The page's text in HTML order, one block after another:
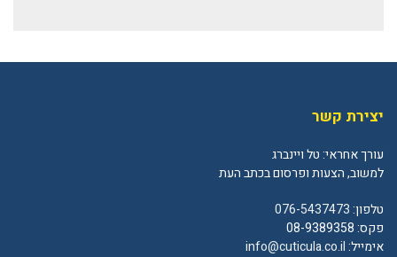
יצירת קשר
עורך אחראי: טל ויינברג
למשוב, הצעות ופרסום בכתב העת
טלפון:076-5437473
פקס: 08-9389358
אימייל:info@cuticula.co.il